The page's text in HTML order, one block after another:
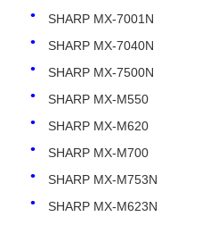
Tüm servis talepleri
Teklif isteği
HP toner çipi
Xerox Toner Çip
SHARP MX-7001N
SHARP MX-7040N
SHARP MX-7500N
SHARP MX-M550
SHARP MX-M620
SHARP MX-M700
SHARP MX-M753N
SHARP MX-M623N